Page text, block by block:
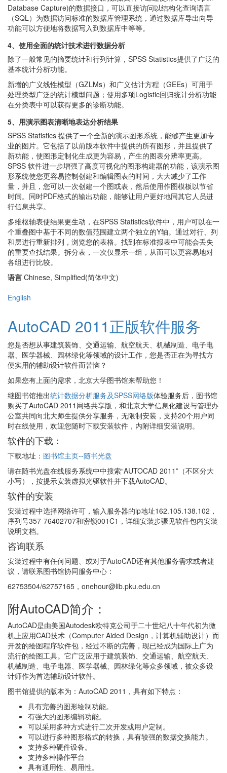
Database Capture)的数据接口，可以直接访问以结构化查询语言
（SQL）为数据访问标准的数据库管理系统，通过数据库导出向导
功能可以方便地将数据写入到数据库中等等。
4、使用全面的统计技术进行数据分析
除了一般常见的摘要统计和行列计算，SPSS Statistics提供了广泛的
基本统计分析功能。
新增的广义线性模型（GZLMs）和广义估计方程（GEEs）可用于
处理类型广泛的统计模型问题；使用多项Logistic回归统计分析功能
在分类表中可以获得更多的诊断功能。
5、用演示图表清晰地表达分析结果
SPSS Statistics 提供了一个全新的演示图形系统，能够产生更加专
业的图片。它包括了以前版本软件中提供的所有图形，并且提供了
新功能，使图形定制化生成更为容易，产生的图表分辨率更高。
SPSS 软件进一步增强了高度可视化的图形构建器的功能，该演示图
形系统使您更容易控制创建和编辑图表的时间，大大减少了工作
量，并且，您可以一次创建一个图或表，然后使用作图模板以节省
时间。同时PDF格式的输出功能，能够让用户更好地同其它人员进
行信息共享。
多维枢轴表使结果更生动，在SPSS Statistics软件中，用户可以在一
个重叠图中基于不同的数值范围建立两个独立的Y轴。通过对行、列
和层进行重新排列，浏览您的表格。找到在标准报表中可能会丢失
的重要查找结果。拆分表，一次仅显示一组，从而可以更容易地对
各组进行比较。
语言 Chinese, Simplified(简体中文)
English
AutoCAD 2011正版软件服务
您是否想从事建筑装饰、交通运输、航空航天、机械制造、电子电
器、医学器械、园林绿化等领域的设计工作，您是否正在为寻找方
便实用的辅助设计软件而苦恼？
如果您有上面的需求，北京大学图书馆来帮助您！
继图书馆推出统计数据分析服务及SPSS网络版体验服务后，图书馆
购买了AutoCAD 2011网络共享版，和北京大学信息化建设与管理办
公室共同向北大师生提供分享服务，无限制安装，支持20个用户同
时在线使用，欢迎您随时下载安装软件，内附详细安装说明。
软件的下载：
下载地址： 图书馆主页--随书光盘
请在随书光盘在线服务系统中中搜索“AUTOCAD 2011”（不区分大
小写），按提示安装虚拟光驱软件并下载AutoCAD。
软件的安装
安装过程中选择网络许可，输入服务器的ip地址162.105.138.102，
序列号357-76402707和密锁001C1，详细安装步骤见软件包内安装
说明文档。
咨询联系
安装过程中有任何问题、或对于AutoCAD还有其他服务需求或者建
议，请联系图书馆协同服务中心：
62753504/62757165，onehour@lib.pku.edu.cn
附AutoCAD简介：
AutoCAD是由美国Autodesk欧特克公司于二十世纪八十年代初为微
机上应用CAD技术（Computer Aided Design，计算机辅助设计）而
开发的绘图程序软件包，经过不断的完善，现已经成为国际上广为
流行的绘图工具。它广泛应用于建筑装饰、交通运输、航空航天、
机械制造、电子电器、医学器械、园林绿化等众多领域，被众多设
计师作为首选辅助设计软件。
图书馆提供的版本为：AutoCAD 2011，具有如下特点：
具有完善的图形绘制功能。
有强大的图形编辑功能。
可以采用多种方式进行二次开发或用户定制。
可以进行多种图形格式的转换，具有较强的数据交换能力。
支持多种硬件设备。
支持多种操作平台
具有通用性、易用性。